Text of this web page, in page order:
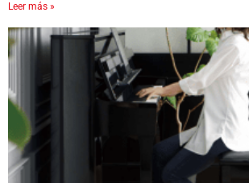
Leer más »